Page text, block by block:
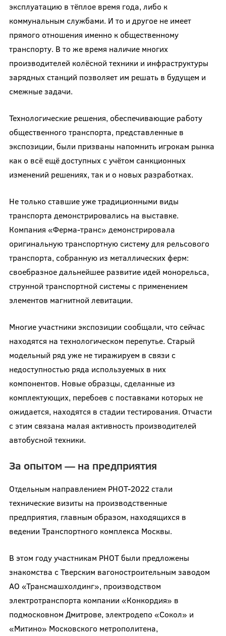
эксплуатацию в тёплое время года, либо к
коммунальным службами. И то и другое не имеет
прямого отношения именно к общественному
транспорту. В то же время наличие многих
производителей колёсной техники и инфраструктуры
зарядных станций позволяет им решать в будущем и
смежные задачи.
Технологические решения, обеспечивающие работу
общественного транспорта, представленные в
экспозиции, были призваны напомнить игрокам рынка
как о всё ещё доступных с учётом санкционных
изменений решениях, так и о новых разработках.
Не только ставшие уже традиционными виды
транспорта демонстрировались на выставке.
Компания «Ферма-транс» демонстрировала
оригинальную транспортную систему для рельсового
транспорта, собранную из металлических ферм:
своебразное дальнейшее развитие идей монорельса,
струнной транспортной системы с применением
элементов магнитной левитации.
Многие участники экспозиции сообщали, что сейчас
находятся на технологическом перепутье. Старый
модельный ряд уже не тиражируем в связи с
недоступностью ряда используемых в них
компонентов. Новые образцы, сделанные из
комплектующих, перебоев с поставками которых не
ожидается, находятся в стадии тестирования. Отчасти
с этим связана малая активность производителей
автобусной техники.
За опытом — на предприятия
Отдельным направлением РНОТ-2022 стали
технические визиты на производственные
предприятия, главным образом, находящихся в
ведении Транспортного комплекса Москвы.
В этом году участникам РНОТ были предложены
знакомства с Тверским вагоностроительным заводом
АО «Трансмашхолдинг», производством
электротранспорта компании «Конкордия» в
подмосковном Дмитрове, электродепо «Сокол» и
«Митино» Московского метрополитена,